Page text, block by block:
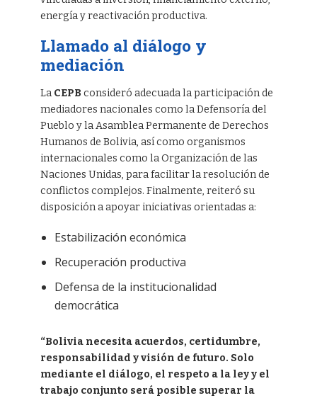
energía y reactivación productiva.
Llamado al diálogo y
mediación
La CEPB consideró adecuada la participación de
mediadores nacionales como la Defensoría del
Pueblo y la Asamblea Permanente de Derechos
Humanos de Bolivia, así como organismos
internacionales como la Organización de las
Naciones Unidas, para facilitar la resolución de
conflictos complejos. Finalmente, reiteró su
disposición a apoyar iniciativas orientadas a:
Estabilización económica
Recuperación productiva
Defensa de la institucionalidad
democrática
“Bolivia necesita acuerdos, certidumbre,
responsabilidad y visión de futuro. Solo
mediante el diálogo, el respeto a la ley y el
trabajo conjunto será posible superar la